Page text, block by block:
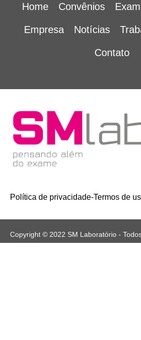
Home Convênios
Empresa Notícias
Contato
Política de privacidade-Termos de
Copyright © 2022 SM Laboratório -